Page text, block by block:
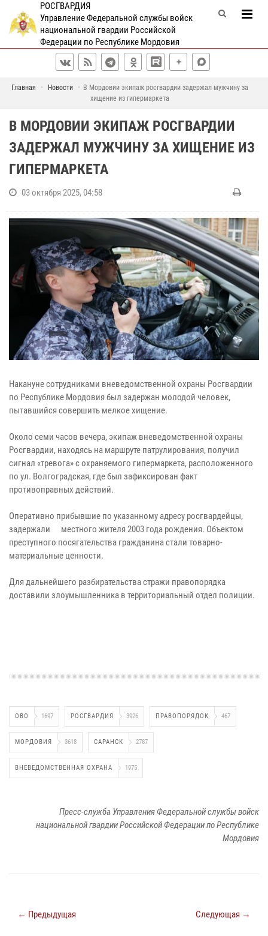
РОСГВАРДИЯ
Управление Федеральной службы войск
национальной гвардии Российской
Федерации по Республике Мордовия
Главная Новости
В Мордовии экипаж росгвардии задержал мужчину за
хищение из гипермаркета
В МОРДОВИИ ЭКИПАЖ РОСГВАРДИИ
ЗАДЕРЖАЛ МУЖЧИНУ ЗА ХИЩЕНИЕ ИЗ
ГИПЕРМАРКЕТА
03 октября 2025, 04:58
Накануне сотрудниками вневедомственной охраны Росгвардии
по Республике Мордовия был задержан молодой человек,
пытавшийся совершить мелкое хищение.
Около семи часов вечера, экипаж вневедомственной охраны
Росгвардии, находясь на маршруте патрулирования, получил
сигнал «тревога» с охраняемого гипермаркета, расположенного
по ул. Волгоградская, где был зафиксирован факт
противоправных действий.
Оперативно прибывшие по указанному адресу росгвардейцы,
задержали местного жителя 2003 года рождения. Объектом
преступного посягательства гражданина стали товарно-
материальные ценности.
Для дальнейшего разбирательства стражи правопорядка
доставили злоумышленника в территориальный отдел полиции.
ОВО 1697 РОСГВАРДИЯ 3926 ПРАВОПОРЯДОК 467
МОРДОВИЯ 3618 САРАНСК 2787
ВНЕВЕДОМСТВЕННАЯ ОХРАНА 1975
Пресс-служба Управления Федеральной службы войск
национальной гвардии Российской Федерации по Республике
Мордовия
← Предыдущая Следующая →